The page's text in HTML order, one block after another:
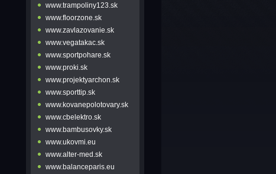
www.trampoliny123.sk
www.floorzone.sk
www.zavlazovanie.sk
www.vegatakac.sk
www.sportpohare.sk
www.proki.sk
www.projektyarchon.sk
www.sporttip.sk
www.kovanepolotovary.sk
www.cbelektro.sk
www.bambusovky.sk
www.ukovmi.eu
www.alter-med.sk
www.balanceparis.eu